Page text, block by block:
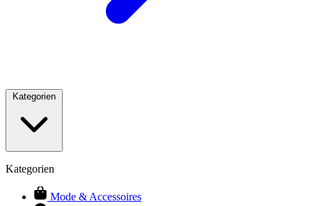
Kategorien
Mode & Accessoires